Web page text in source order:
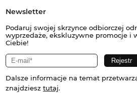
Newsletter
Podaruj swojej skrzynce odbiorczej
wyprzedaże, ekskluzywne promocje i
Ciebie!
Dalsze informacje na temat
znajdziesz tutaj.